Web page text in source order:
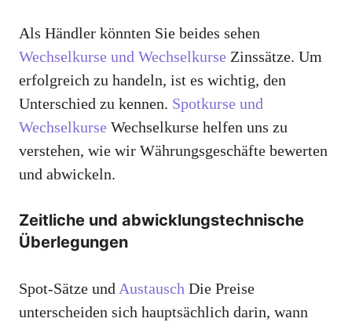
Als Händler könnten Sie beides sehen
Wechselkurse und Wechselkurse Zinssätze. Um
erfolgreich zu handeln, ist es wichtig, den
Unterschied zu kennen. Spotkurse und
Wechselkurse Wechselkurse helfen uns zu
verstehen, wie wir Währungsgeschäfte bewerten
und abwickeln.
Zeitliche und abwicklungstechnische
Überlegungen
Spot-Sätze und Austausch Die Preise
unterscheiden sich hauptsächlich darin, wann